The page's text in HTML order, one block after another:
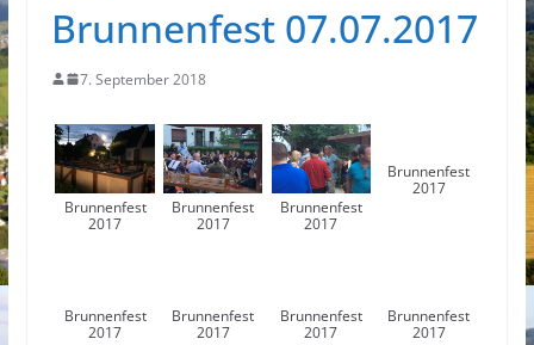
Brunnenfest 07.07.2017
7. September 2018
Brunnenfest
2017
Brunnenfest
2017
Brunnenfest
2017
Brunnenfest
2017
Brunnenfest
2017
Brunnenfest
2017
Brunnenfest
2017
Brunnenfest
2017